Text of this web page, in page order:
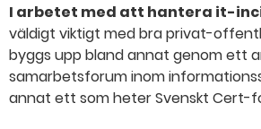
I arbetet med att hantera it-
väldigt viktigt med bra privat-
byggs upp bland annat genom ett
samarbetsforum inom
annat ett som heter Svenskt Cert-